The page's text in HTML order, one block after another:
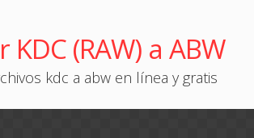
(RAW) a ABW
kdc a abw en línea y gratis